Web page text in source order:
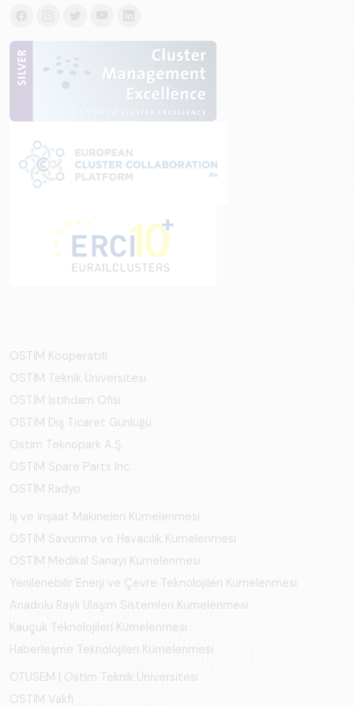
OSTİM Kooperatifi
OSTİM Teknik Üniversitesi
OSTİM İstihdam Ofisi
OSTİM Dış Ticaret Günlüğü
Ostim Teknopark A.Ş.
OSTİM Spare Parts Inc.
OSTİM Radyo
İş ve İnşaat Makineleri Kümelenmesi
OSTİM Savunma ve Havacılık Kümelenmesi
OSTİM Medikal Sanayi Kümelenmesi
Yenilenebilir Enerji ve Çevre Teknolojileri Kümelenmesi
Anadolu Raylı Ulaşım Sistemleri Kümelenmesi
Kauçuk Teknolojileri Kümelenmesi
Haberleşme Teknolojileri Kümelenmesi
OTÜSEM | Ostim Teknik Üniversitesi
OSTİM Vakfı